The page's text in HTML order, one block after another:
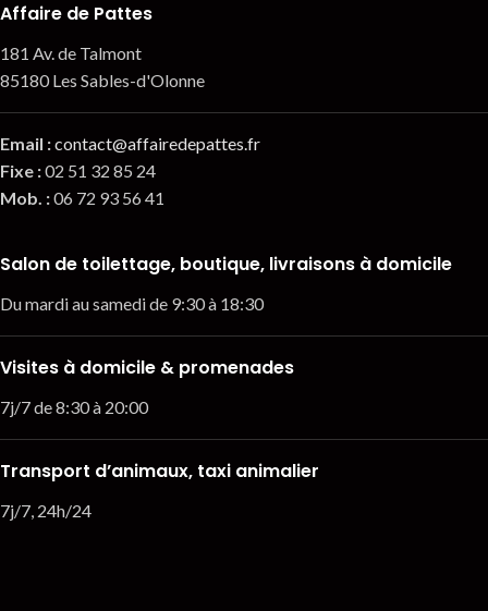
Affaire de Pattes
181 Av. de Talmont
85180 Les Sables-d'Olonne
Email :contact@affairedepattes.fr
Fixe :02 51 32 85 24
Mob. :06 72 93 56 41
Salon de toilettage, boutique, livraisons à domicile
Du mardi au samedi de 9:30 à 18:30
Visites à domicile & promenades
7j/7 de 8:30 à 20:00
Transport d’animaux, taxi animalier
7j/7, 24h/24